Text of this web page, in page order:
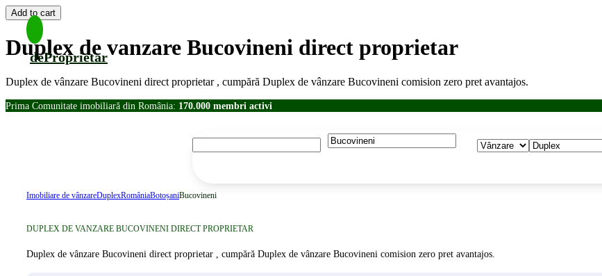
Duplex de vanzare Bucovineni direct proprietar
Duplex de vânzare Bucovineni direct proprietar , cumpără Duplex de vânzare Bucovineni comision zero pret avantajos.
Prima Comunitate imobiliară din România: 170.000 membri activi
deProprietar
Imobiliare de vânzareDuplexRomâniaBotoșaniBucovineni
DUPLEX DE VANZARE BUCOVINENI DIRECT PROPRIETAR
Duplex de vânzare Bucovineni direct proprietar , cumpără Duplex de vânzare Bucovineni comision zero pret avantajos.